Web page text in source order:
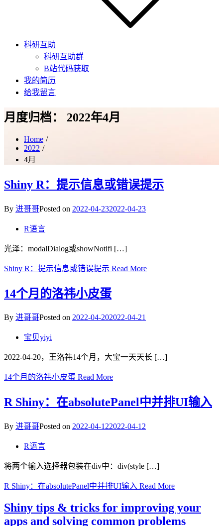
科研互助
科研互助群
B站代码获取
我的简历
给我留言
月度归档： 2022年4月
Home
2022
4月
Shiny R：提示信息或错误提示
By 进哥哥Posted on 2022-04-232022-04-23
R语言
光泽：modalDialog或showNotifi […]
Shiny R：提示信息或错误提示 Read More
14个月的洛祎小皮蛋
By 进哥哥Posted on 2022-04-202022-04-21
宝贝yiyi
2022-04-20，王洛祎14个月，大宝一天天长 […]
14个月的洛祎小皮蛋 Read More
R Shiny：在absolutePanel中并排UI输入
By 进哥哥Posted on 2022-04-122022-04-12
R语言
将两个输入选择器包装在div中：div(style […]
R Shiny：在absolutePanel中并排UI输入 Read More
Shiny tips & tricks for improving your
apps and solving common problems